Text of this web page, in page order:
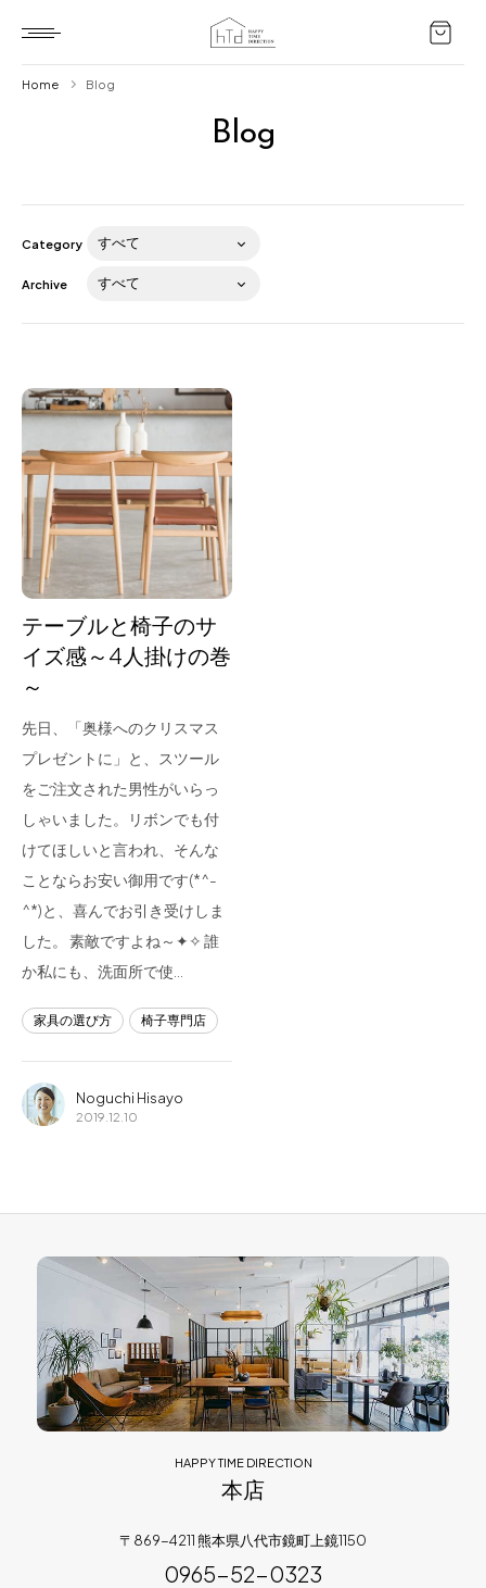
Blog
About us
for Business
Recruit
Contact
フラッグシップストア
熊本店
Arv
Blog
Home Blog
Category
Archive
テーブルと椅子のサ
イズ感～4人掛けの巻
～
先日、「奥様へのクリスマス
プレゼントに」と、スツール
をご注文された男性がいらっ
しゃいました。リボンでも付
けてほしいと言われ、そんな
ことならお安い御用です(*^-
^*)と、喜んでお引き受けしま
した。 素敵ですよね～✦✧ 誰
か私にも、洗面所で使…
家具の選び方 椅子専門店
Noguchi Hisayo
2019.12.10
HAPPY TIME DIRECTION
本店
〒869-4211 熊本県八代市鏡町上鏡1150
0965-52-0323